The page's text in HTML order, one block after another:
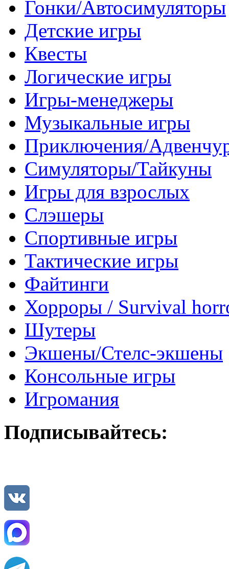
Гонки/Автосимуляторы
Детские игры
Квесты
Логические игры
Игры-менеджеры
Музыкальные игры
Приключения/
Симуляторы/Тайкуны
Игры для взрослых
Слэшеры
Спортивные игры
Тактические игры
Файтинги
Хорроры / Survival
Шутеры
Экшены/Стелс-экшены
Консольные игры
Игромания
Подписывайтесь: